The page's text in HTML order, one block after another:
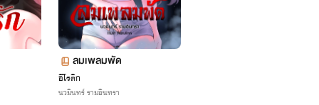
ลมเพลมพัด
อีโรติก
นวมินทร์ รามอินทรา